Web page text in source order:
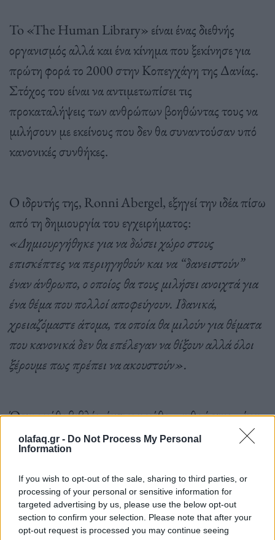
olafaq.gr - Do Not Process My Personal
Information
If you wish to opt-out of the sale, sharing to third parties, or
processing of your personal or sensitive information for
targeted advertising by us, please use the below opt-out
section to confirm your selection. Please note that after your
opt-out request is processed you may continue seeing
To «The Human Library» είναι ένας διεθνής
οργανισμός αλλά και ένα κίνημα που ξεκίνησε για
πρώτη φορά το 2000 στην Κοπεγχάγη της Δανίας.
Στόχος του είναι να αντιμετωπίσει τις
προκαταλήψεις των ανθρώπων βοηθώντας τους να
μιλήσουν με εκείνους που δεν θα συναντούσαν υπό
κανονικές συνθήκες.
O ιδρυτής της, Ronni Abergel, εξηγεί την ιδέα πίσω
από τη δημιουργία του εγχειρήματος:
«Δημιουργήθηκε για να δώσει χώρο στους
επισκέπτες να περιηγηθούν και να “δανειστούν”
έναν άνθρωπο, ο οποίος θα τους μιλήσει ανοιχτά για
ένα θέμα που πολλοί αποφεύγουν. Ιδανικά,
χρειαζόμαστε άτομα, τα οποία θα μιλούν για θέματα
που κανονικά δεν θα επέλεγαν να θίξουν αλλά όλοι
ξέρουμε πως πρέπει να ακουστούν».
Όπως κάθε βιβλίο, έτσι και κάθε «ανθρώπινο» έχει
και από έναν τίτλο με βάση τις εκάστοτε εμπειρίες
των ανθρώπων, όπως «Κατάθλιψη», «Επιζήσασα
του Trafficking», «Η ιστορία ενός μαύρου
ακτιβιστή» κλπ.